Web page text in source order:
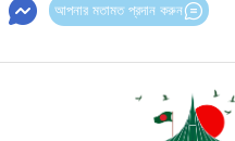
আপনার মতামত প্রদান করুন